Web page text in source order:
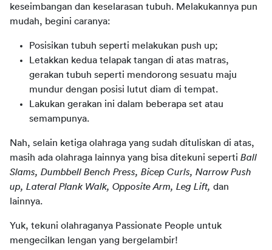
keseimbangan dan keselarasan tubuh. Melakukannya pun
mudah, begini caranya:
Posisikan tubuh seperti melakukan push up;
Letakkan kedua telapak tangan di atas matras,
gerakan tubuh seperti mendorong sesuatu maju
mundur dengan posisi lutut diam di tempat.
Lakukan gerakan ini dalam beberapa set atau
semampunya.
Nah, selain ketiga olahraga yang sudah dituliskan di atas,
masih ada olahraga lainnya yang bisa ditekuni seperti Ball
Slams, Dumbbell Bench Press, Bicep Curls, Narrow Push
up, Lateral Plank Walk, Opposite Arm, Leg Lift, dan
lainnya.
Yuk, tekuni olahraganya Passionate People untuk
mengecilkan lengan yang bergelambir!